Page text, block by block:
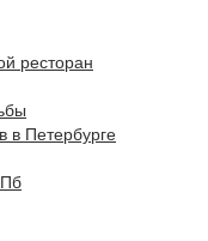
ресторан
в Петербурге